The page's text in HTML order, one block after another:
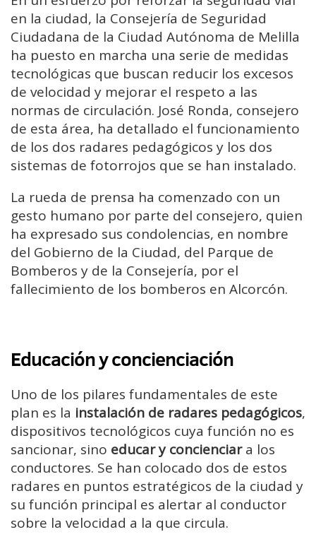
en la ciudad, la Consejería de Seguridad
Ciudadana de la Ciudad Autónoma de Melilla
ha puesto en marcha una serie de medidas
tecnológicas que buscan reducir los excesos
de velocidad y mejorar el respeto a las
normas de circulación. José Ronda, consejero
de esta área, ha detallado el funcionamiento
de los dos radares pedagógicos y los dos
sistemas de fotorrojos que se han instalado.
La rueda de prensa ha comenzado con un
gesto humano por parte del consejero, quien
ha expresado sus condolencias, en nombre
del Gobierno de la Ciudad, del Parque de
Bomberos y de la Consejería, por el
fallecimiento de los bomberos en Alcorcón.
Educación y concienciación
Uno de los pilares fundamentales de este
plan es la instalación de radares pedagógicos,
dispositivos tecnológicos cuya función no es
sancionar, sino educar y concienciara los
conductores. Se han colocado dos de estos
radares en puntos estratégicos de la ciudad y
su función principal es alertar al conductor
sobre la velocidad a la que circula.